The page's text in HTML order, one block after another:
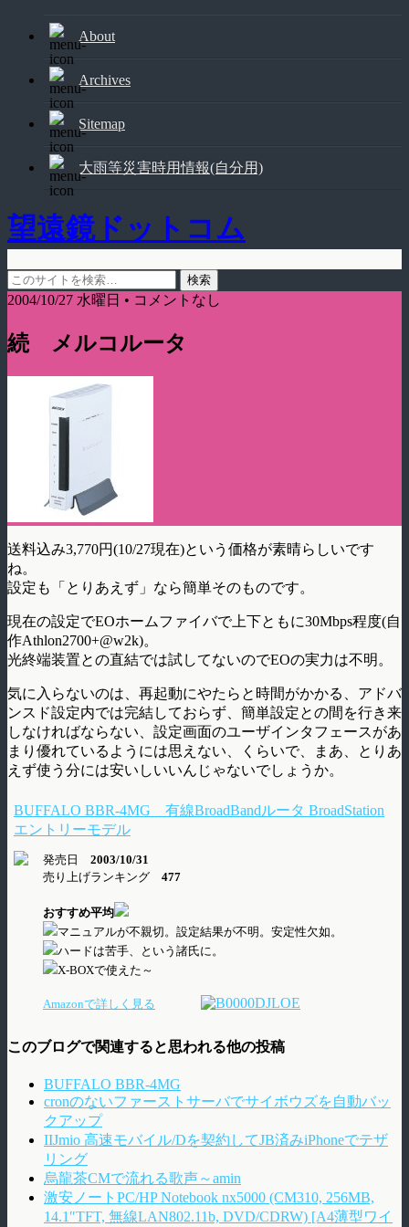
About
Archives
Sitemap
大雨等災害時用情報(自分用)
望遠鏡ドットコム
2004/10/27 水曜日 • コメントなし
続 メルコルータ
送料込み3,770円(10/27現在)という価格が素晴らしいです
ね。
設定も「とりあえず」なら簡単そのものです。
現在の設定でEOホームファイバで上下ともに30Mbps程度(自
作Athlon2700+@w2k)。
光終端装置との直結では試してないのでEOの実力は不明。
気に入らないのは、再起動にやたらと時間がかかる、アドバ
ンスド設定内では完結しておらず、簡単設定との間を行き来
しなければならない、設定画面のユーザインタフェースがあ
まり優れているようには思えない、くらいで、まあ、とりあ
えず使う分には安いしいいんじゃないでしょうか。
BUFFALO BBR-4MG 有線BroadBandルータ BroadStation
エントリーモデル
発売日 2003/10/31
売り上げランキング 477
おすすめ平均
マニュアルが不親切。設定結果が不明。安定性欠如。
ハードは苦手、という諸氏に。
X-BOXで使えた～
Amazonで詳しく見る
このブログで関連すると思われる他の投稿
BUFFALO BBR-4MG
cronのないファーストサーバでサイボウズを自動バッ
クアップ
IIJmio 高速モバイル/Dを契約してJB済みiPhoneでテザ
リング
烏龍茶CMで流れる歌声～amin
激安ノートPC/HP Notebook nx5000 (CM310, 256MB,
14.1″TFT, 無線LAN802.11b, DVD/CDRW) [A4薄型ワイ